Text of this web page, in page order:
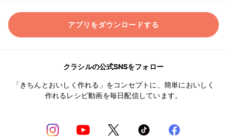
アプリをダウンロードする
クラシルの公式SNSをフォロー
「きちんとおいしく作れる」をコンセプトに、簡単においしく
作れるレシピ動画を毎日配信しています。